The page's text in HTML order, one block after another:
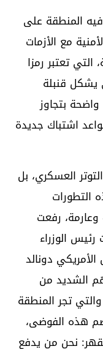
المنطقة على
مع الأزمات
تعتبر رمزا
يشكل قنبلة
بتجاوز
اشتباك جديدة
العسكري، بل
التطورات
رفعت
الوزراء
الأمريكي دونالد
الشديد من
تجر المنطقة
هذه الفوضى،
نحن من يدفع